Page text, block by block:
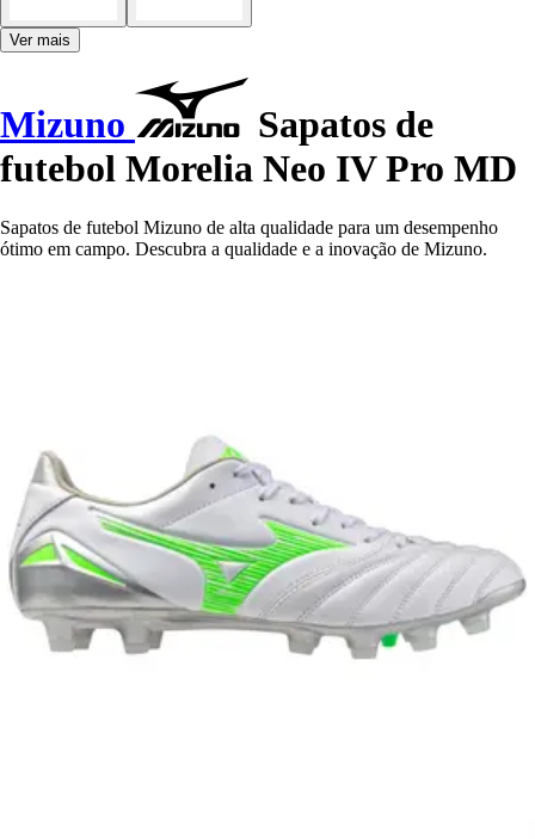
Ver mais
Mizuno
Sapatos de
futebol Morelia Neo IV Pro MD
Sapatos de futebol Mizuno de alta qualidade para um desempenho
ótimo em campo. Descubra a qualidade e a inovação de Mizuno.